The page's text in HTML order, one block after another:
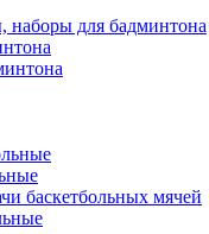
наборы для бадминтона
баскетбольных мячей